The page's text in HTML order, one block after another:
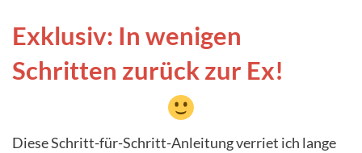
Exklusiv: In wenigen
Schritten zurück zur Ex!
Diese Schritt-für-Schritt-Anleitung verriet ich lange